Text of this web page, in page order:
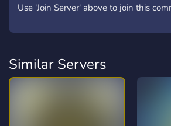
Use 'Join Server' above to join this
Similar Servers